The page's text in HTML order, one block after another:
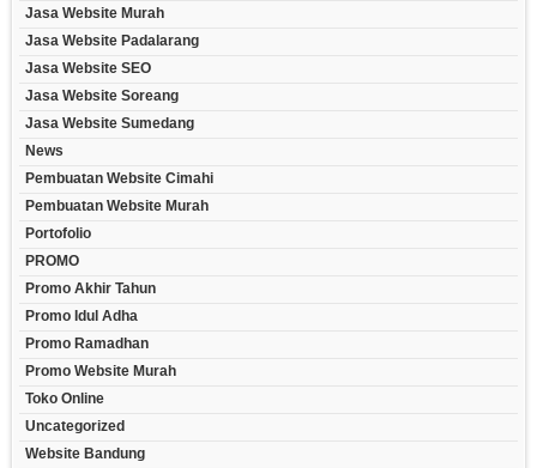
Jasa Website Murah
Jasa Website Padalarang
Jasa Website SEO
Jasa Website Soreang
Jasa Website Sumedang
News
Pembuatan Website Cimahi
Pembuatan Website Murah
Portofolio
PROMO
Promo Akhir Tahun
Promo Idul Adha
Promo Ramadhan
Promo Website Murah
Toko Online
Uncategorized
Website Bandung